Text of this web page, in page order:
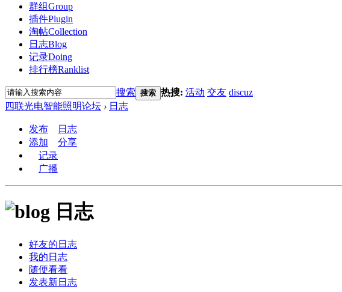
群组Group
插件Plugin
淘帖Collection
日志Blog
记录Doing
排行榜Ranklist
搜索 搜索 热搜: 活动 交友 discuz
四联光电智能照明论坛 › 日志
发布
日志
添加
分享
记录
广播
日志
好友的日志
我的日志
随便看看
发表新日志